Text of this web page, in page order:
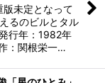
未定となって
るのビルとタル
行年：1982年
：関根栄一…